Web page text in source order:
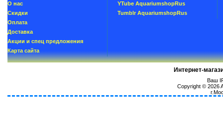
О нас
Скидки
Oплатa
Доставка
Акции и спец предложения
Карта сайта
YTube AquariumshopRus
Tumblr AquariumshopRus
Интернет-
Ваш
Copyright © 2026